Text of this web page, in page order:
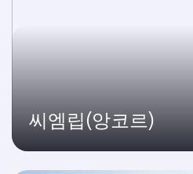
씨엠립(앙코르)